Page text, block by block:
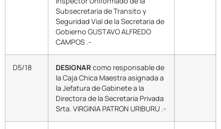
Subsecretaria de Transito y
Seguridad Vial de la Secretaria de
Gobierno GUSTAVO ALFREDO
CAMPOS .-
D5/18 DESIGNAR como responsable de
la Caja Chica Maestra asignada a
la Jefatura de Gabinete a la
Directora de la Secretaria Privada
Srta. VIRGINIA PATRON URIBURU .-